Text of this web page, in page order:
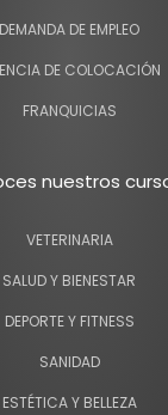
DEMANDA DE EMPLEO
DE COLOCACIÓN
FRANQUICIAS
nuestros
VETERINARIA
SALUD Y BIENESTAR
DEPORTE Y FITNESS
SANIDAD
ESTÉTICA Y BELLEZA